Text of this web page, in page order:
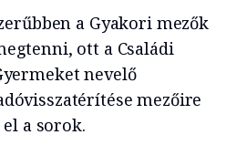
a Gyakori mezők
ott a Családi
nevelő
mezőire
a sorok.